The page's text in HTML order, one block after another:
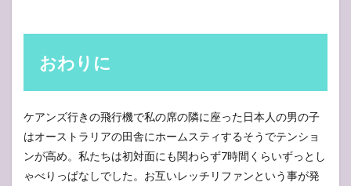
おわりに
ケアンズ行きの飛行機で私の席の隣に座った日本人の男の子
はオーストラリアの田舎にホームスティするそうでテンショ
ンが高め。私たちは初対面にも関わらず7時間くらいずっとし
ゃべりっぱなしでした。お互いレッチリファンという事が発